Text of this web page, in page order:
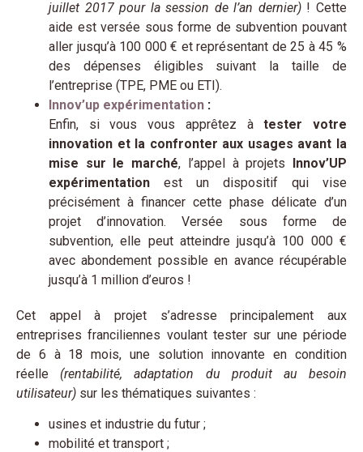
juillet 2017 pour la session de l’an dernier)! Cette
aide est versée sous forme de subvention pouvant
aller jusqu’à 100 000 € et représentant de 25 à 45 %
des dépenses éligibles suivant la taille de
l’entreprise (TPE, PME ou ETI).
Innov’up expérimentation :
Enfin, si vous vous apprêtez àtester votre
innovation et la confronter aux usages avant la
mise sur le marché, l’appel à projets Innov’UP
expérimentation est un dispositif qui vise
précisément à financer cette phase délicate d’un
projet d’innovation. Versée sous forme de
subvention, elle peut atteindre jusqu’à 100 000 €
avec abondement possible en avance récupérable
jusqu’à 1 million d’euros !
Cet appel à projet s’adresse principalement aux
entreprises franciliennes voulant tester sur une période
de 6 à 18 mois, une solution innovante en condition
réelle (rentabilité, adaptation du produit au besoin
utilisateur) sur les thématiques suivantes :
usines et industrie du futur ;
mobilité et transport ;